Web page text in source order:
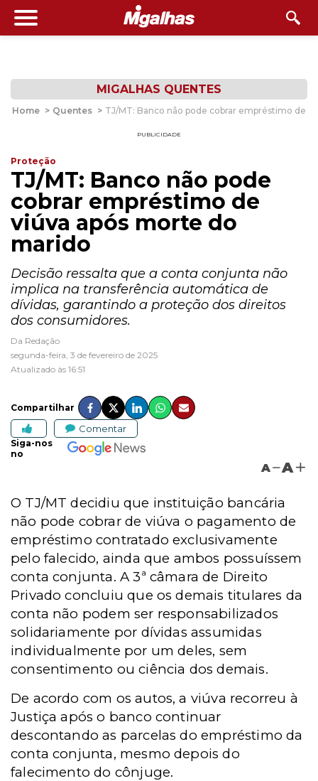
MIGALHAS QUENTES
Home > Quentes > TJ/MT: Banco não pode cobrar empréstimo de
PUBLICIDADE
Proteção
TJ/MT: Banco não pode
cobrar empréstimo de
viúva após morte do
marido
Decisão ressalta que a conta conjunta não
implica na transferência automática de
dívidas, garantindo a proteção dos direitos
dos consumidores.
Da Redação
segunda-feira, 3 de fevereiro de 2025
Atualizado às 16:51
Compartilhar
Comentar
Siga-nos
no
A A
O TJ/MT decidiu que instituição bancária
não pode cobrar de viúva o pagamento de
empréstimo contratado exclusivamente
pelo falecido, ainda que ambos possuíssem
conta conjunta. A 3ª câmara de Direito
Privado concluiu que os demais titulares da
conta não podem ser responsabilizados
solidariamente por dívidas assumidas
individualmente por um deles, sem
consentimento ou ciência dos demais.
De acordo com os autos, a viúva recorreu à
Justiça após o banco continuar
descontando as parcelas do empréstimo da
conta conjunta, mesmo depois do
falecimento do cônjuge.